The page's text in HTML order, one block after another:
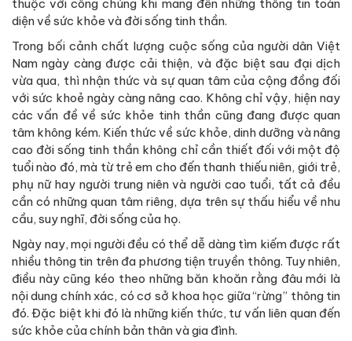
thuộc với công chúng khi mang đến những thông tin toàn
diện về sức khỏe và đời sống tinh thần.
Trong bối cảnh chất lượng cuộc sống của người dân Việt
Nam ngày càng được cải thiện, và đặc biệt sau đại dịch
vừa qua, thì nhận thức và sự quan tâm của cộng đồng đối
với sức khoẻ ngày càng nâng cao. Không chỉ vậy, hiện nay
các vấn đề về sức khỏe tinh thần cũng đang được quan
tâm không kém. Kiến thức về sức khỏe, dinh dưỡng và nâng
cao đời sống tinh thần không chỉ cần thiết đối với một độ
tuổi nào đó, mà từ trẻ em cho đến thanh thiếu niên, giới trẻ,
phụ nữ hay người trung niên và người cao tuổi, tất cả đều
cần có những quan tâm riêng, dựa trên sự thấu hiểu về nhu
cầu, suy nghĩ, đời sống của họ.
Ngày nay, mọi người đều có thể dễ dàng tìm kiếm được rất
nhiều thông tin trên đa phương tiện truyền thông. Tuy nhiên,
điều này cũng kéo theo những băn khoăn rằng đâu mới là
nội dung chính xác, có cơ sở khoa học giữa “rừng” thông tin
đó. Đặc biệt khi đó là những kiến thức, tư vấn liên quan đến
sức khỏe của chính bản thân và gia đình.